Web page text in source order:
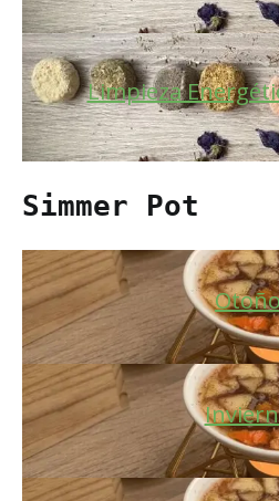
Limpieza
Simmer Pot